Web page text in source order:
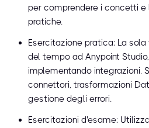
per comprendere i concetti e
pratiche.
Esercitazione pratica: La
del tempo ad Anypoint
implementando integrazioni.
connettori, trasformazioni
gestione degli errori.
Esercitazioni d'esame: